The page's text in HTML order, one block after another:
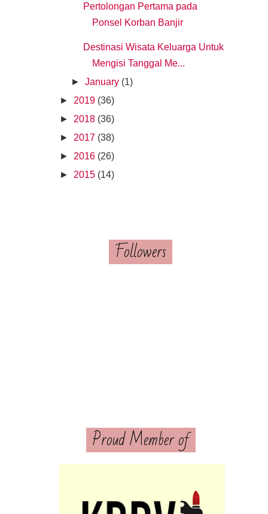
Pertolongan Pertama pada
Ponsel Korban Banjir
Destinasi Wisata Keluarga Untuk
Mengisi Tanggal Me...
►January (1)
► 2019 (36)
► 2018 (36)
► 2017 (38)
► 2016 (26)
► 2015 (14)
Followers
Proud Member of